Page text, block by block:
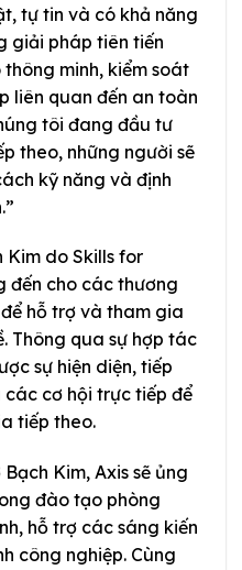
tự tin và có khả năng
giải pháp tiên tiến
minh, kiểm soát
liên quan đến an toàn
tôi đang đầu tư
theo, những người sẽ
kỹ năng và định
Kim do Skills for
đến cho các thương
hỗ trợ và tham gia
Thông qua sự hợp tác
sự hiện diện, tiếp
cơ hội trực tiếp để
tiếp theo.
Kim, Axis sẽ ủng
đào tạo phòng
hỗ trợ các sáng kiến
công nghiệp. Cùng